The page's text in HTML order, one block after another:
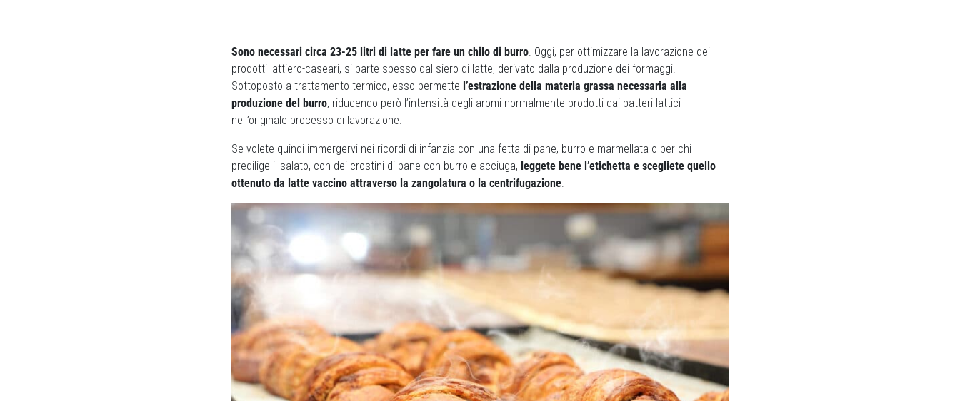
Sono necessari circa 23-25 litri di latte per fare un chilo di burro. Oggi, per ottimizzare la lavorazione dei
prodotti lattiero-caseari, si parte spesso dal siero di latte, derivato dalla produzione dei formaggi.
Sottoposto a trattamento termico, esso permette l’estrazione della materia grassa necessaria alla
produzione del burro, riducendo però l’intensità degli aromi normalmente prodotti dai batteri lattici
nell’originale processo di lavorazione.
Se volete quindi immergervi nei ricordi di infanzia con una fetta di pane, burro e marmellata o per chi
predilige il salato, con dei crostini di pane con burro e acciuga, leggete bene l’etichetta e scegliete quello
ottenuto da latte vaccino attraverso la zangolatura o la centrifugazione.